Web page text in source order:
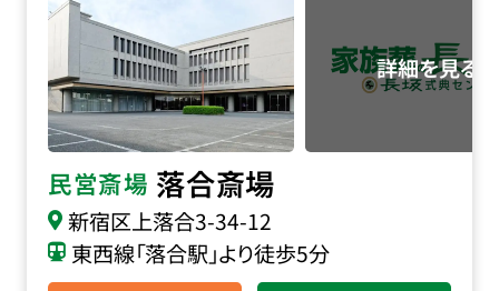
民営斎場 落合斎場
新宿区上落合3-34-12
東西線「落合駅」より徒歩5分